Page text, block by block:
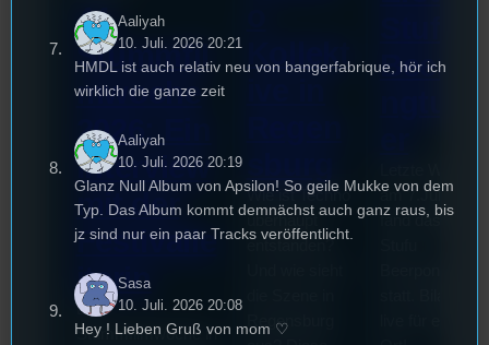
44.
Stummfil
mwoche
2026: Ein
Interview
mit der
Festivalle
iterin
Die
Stummfilmwoche in
Kollekt
Wie ist Techno
überhaupt
Regensburg
Beerpo
am 7.Juli 2026
fand das erste
Aaliyah
10. Juli. 2026 20:21
HMDL ist auch relativ neu von bangerfabrique, hör ich
wirklich die ganze zeit
Aaliyah
10. Juli. 2026 20:19
Glanz Null Album von Apsilon! So geile Mukke von dem
Typ. Das Album kommt demnächst auch ganz raus, bis
jz sind nur ein paar Tracks veröffentlicht.
Sasa
10. Juli. 2026 20:08
Hey ! Lieben Gruß von mom ♡